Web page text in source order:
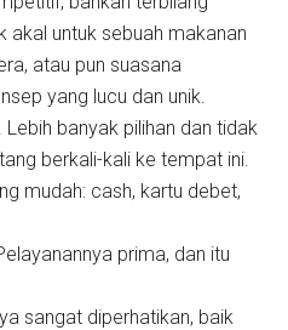
akal untuk sebuah makanan
atau pun suasana
yang lucu dan unik.
banyak pilihan dan tidak
berkali-kali ke tempat ini.
mudah: cash, kartu debet,
prima, dan itu
sangat diperhatikan, baik